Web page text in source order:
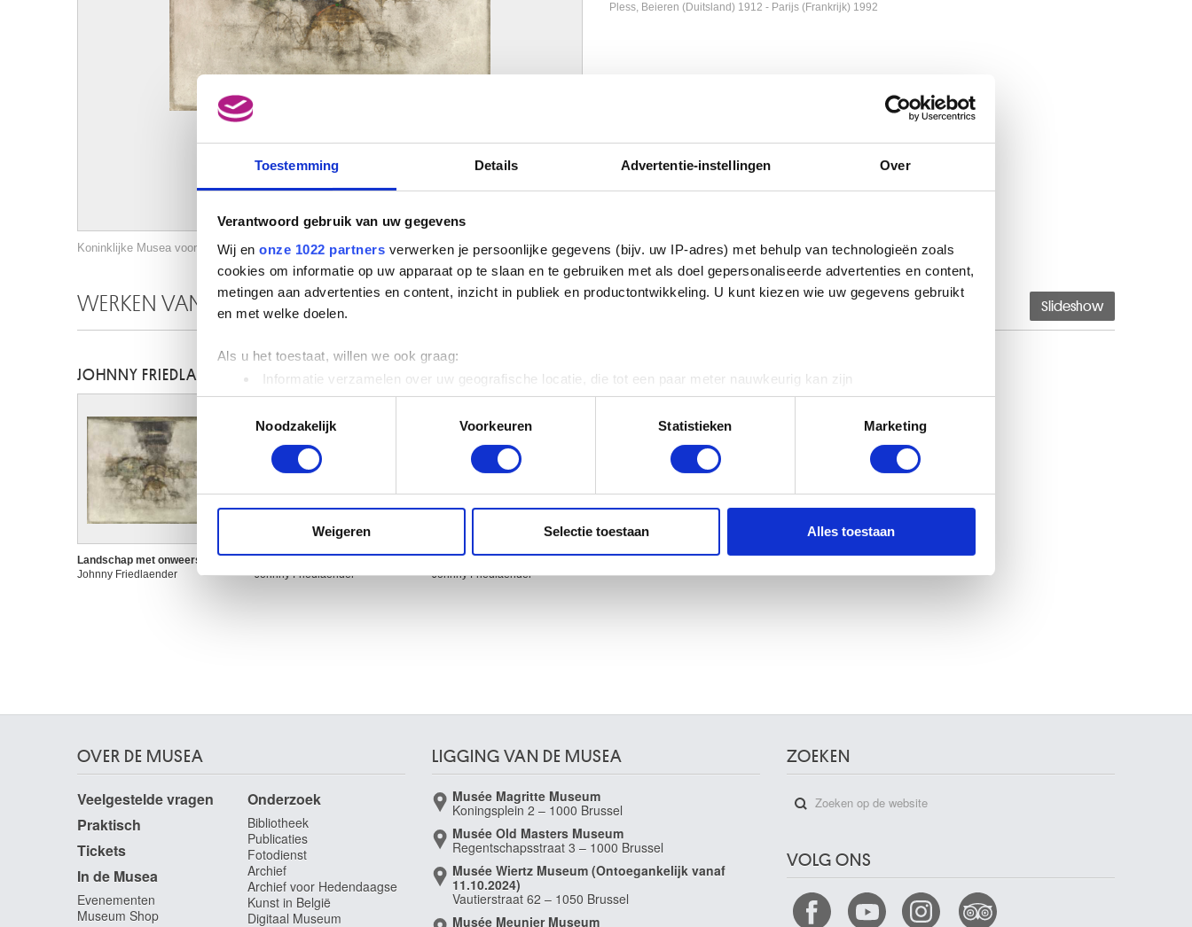
Toestemming Details Advertentie-instellingen Over
Verantwoord gebruik van uw gegevens
Wij en onze 1022 partners verwerken je persoonlijke gegevens (bijv. uw IP-adres) met behulp van technologieën zoals
cookies om informatie op uw apparaat op te slaan en te gebruiken met als doel gepersonaliseerde advertenties en content,
metingen aan advertenties en content, inzicht in publiek en productontwikkeling. U kunt kiezen wie uw gegevens gebruikt
en met welke doelen.
Als u het toestaat, willen we ook graag:
Informatie verzamelen over uw geografische locatie, die tot een paar meter nauwkeurig kan zijn
Uw apparaat identificeren door het actief te scannen op specifieke eigenschappen (fingerprinting)
Lees meer over hoe uw persoonlijke gegevens worden verwerkt en stel uw voorkeuren in het
detailgedeelte in. U kunt uw
media, adverteren en analyse. Deze partners kunnen deze gegevens combineren met andere informatie die u aan ze heeft
Noodzakelijk
Voorkeuren Statistieken Marketing
Weigeren Selectie toestaan Alles toestaan
Koninklijke Musea voor Schone Kunsten van België, Brussel / foto : J. Geleyns - Art Photography
Pless, Beieren (Duitsland) 1912 - Parijs (Frankrijk) 1992
WERKEN VAN DEZELFDE KUNSTENAAR Slideshow
JOHNNY FRIEDLAENDER
Landschap met onweerslucht
Johnny Friedlaender
Johnny Friedlaender
Johnny Friedlaender
OVER DE MUSEA
Veelgestelde vragen
Praktisch
Tickets
In de Musea
Evenementen
Museum Shop
Onderzoek
Bibliotheek
Publicaties
Fotodienst
Archief
Archief voor Hedendaagse
Kunst in België
Digitaal Museum
LIGGING VAN DE MUSEA
Musée Magritte Museum
Koningsplein 2 – 1000 Brussel
Musée Old Masters Museum
Regentschapsstraat 3 – 1000 Brussel
Musée Wiertz Museum (Ontoegankelijk vanaf
11.10.2024)
Vautierstraat 62 – 1050 Brussel
Musée Meunier Museum
ZOEKEN
VOLG ONS